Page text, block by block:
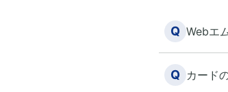
Q Webエ
Q カード